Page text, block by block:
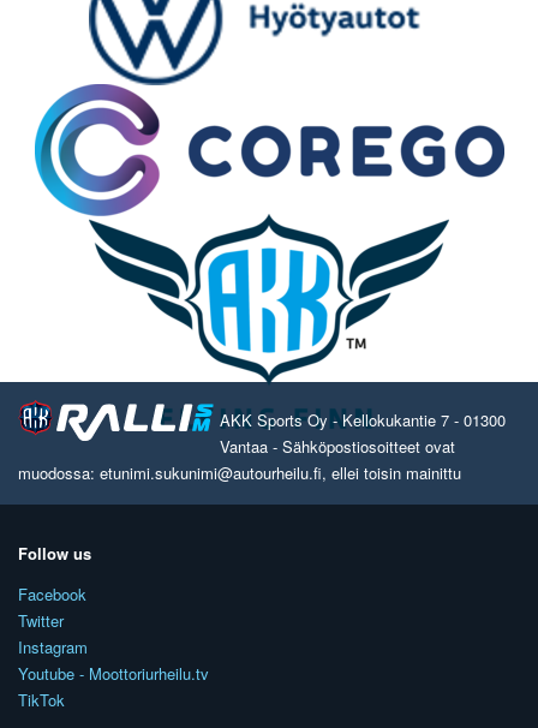
AKK Sports Oy - Kellokukantie 7 - 01300
Vantaa - Sähköpostiosoitteet ovat
muodossa: etunimi.sukunimi@autourheilu.fi, ellei toisin mainittu
Follow us
Facebook
Twitter
Instagram
Youtube - Moottoriurheilu.tv
TikTok